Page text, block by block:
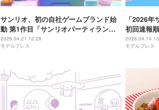
サンリオ、初の自社ゲームブランド始
動 第1作目「サンリオパーティラン
ド」2026年秋に世界同時公開
2026.04.21 12:28
モデルプレス
「2026年
初回速報
ル」が1位
2026.04.14
モデルプレス